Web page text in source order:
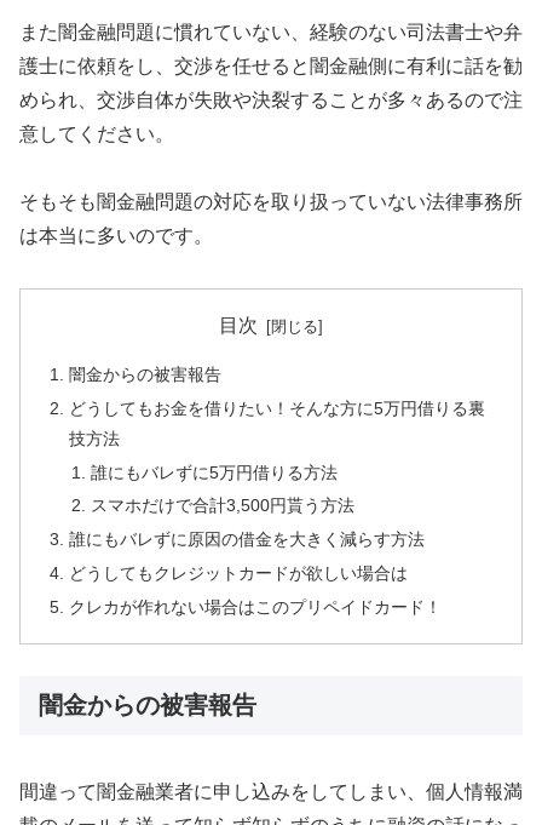
また闇金融問題に慣れていない、経験のない司法書士や弁
護士に依頼をし、交渉を任せると闇金融側に有利に話を勧
められ、交渉自体が失敗や決裂することが多々あるので注
意してください。
そもそも闇金融問題の対応を取り扱っていない法律事務所
は本当に多いのです。
目次
闇金からの被害報告
どうしてもお金を借りたい！そんな方に5万円借りる裏
技方法
誰にもバレずに5万円借りる方法
スマホだけで合計3,500円貰う方法
誰にもバレずに原因の借金を大きく減らす方法
どうしてもクレジットカードが欲しい場合は
クレカが作れない場合はこのプリペイドカード！
闇金からの被害報告
間違って闇金融業者に申し込みをしてしまい、個人情報満